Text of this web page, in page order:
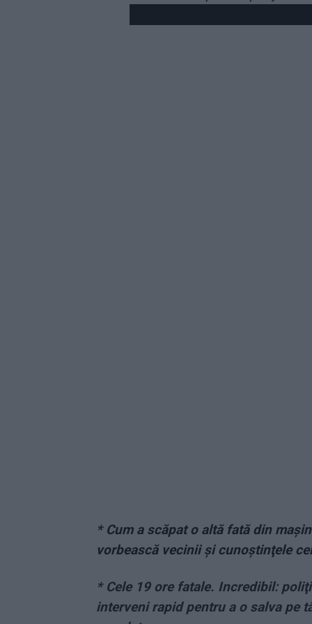
* Cum a scăpat o altă fată din
vorbească vecinii şi cunoştinţele
* Cele 19 ore fatale. Incredibil:
interveni rapid pentru a o salva pe